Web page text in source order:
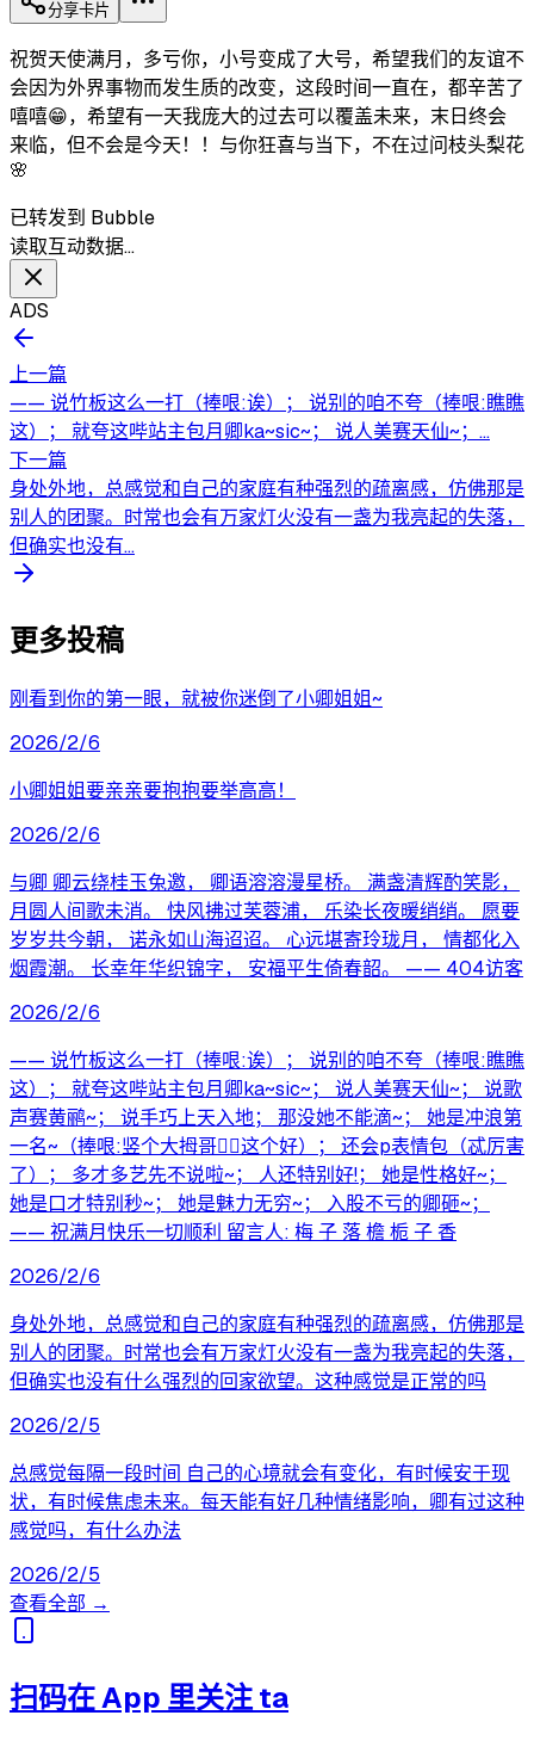
分享卡片
祝贺天使满月，多亏你，小号变成了大号，希望我们的友谊不
会因为外界事物而发生质的改变，这段时间一直在，都辛苦了
嘻嘻😁，希望有一天我庞大的过去可以覆盖未来，末日终会
来临，但不会是今天！！与你狂喜与当下，不在过问枝头梨花
🌸
已转发到 Bubble
读取互动数据…
ADS
上一篇
—— 说竹板这么一打（捧哏:诶）； 说别的咱不夸（捧哏:瞧瞧
这）； 就夸这哔站主包月卿ka~sic~； 说人美赛天仙~；...
下一篇
身处外地，总感觉和自己的家庭有种强烈的疏离感，仿佛那是
别人的团聚。时常也会有万家灯火没有一盏为我亮起的失落，
但确实也没有...
更多投稿
刚看到你的第一眼，就被你迷倒了小卿姐姐~
2026/2/6
小卿姐姐要亲亲要抱抱要举高高！
2026/2/6
与卿 卿云绕桂玉兔邀， 卿语溶溶漫星桥。 满盏清辉酌笑影，
月圆人间歌未消。 快风拂过芙蓉浦， 乐染长夜暖绡绡。 愿要
岁岁共今朝， 诺永如山海迢迢。 心远堪寄玲珑月， 情都化入
烟霞潮。 长幸年华织锦字， 安福平生倚春韶。 —— 404访客
2026/2/6
—— 说竹板这么一打（捧哏:诶）； 说别的咱不夸（捧哏:瞧瞧
这）； 就夸这哔站主包月卿ka~sic~； 说人美赛天仙~； 说歌
声赛黄鹂~； 说手巧上天入地； 那没她不能滴~； 她是冲浪第
一名~（捧哏:竖个大拇哥👍🏻这个好）； 还会p表情包（忒厉害
了）； 多才多艺先不说啦~； 人还特别好!； 她是性格好~；
她是口才特别秒~； 她是魅力无穷~； 入股不亏的卿砸~；
—— 祝满月快乐一切顺利 留言人: 梅 子 落 檐 栀 子 香
2026/2/6
身处外地，总感觉和自己的家庭有种强烈的疏离感，仿佛那是
别人的团聚。时常也会有万家灯火没有一盏为我亮起的失落，
但确实也没有什么强烈的回家欲望。这种感觉是正常的吗
2026/2/5
总感觉每隔一段时间 自己的心境就会有变化，有时候安于现
状，有时候焦虑未来。每天能有好几种情绪影响，卿有过这种
感觉吗，有什么办法
2026/2/5
查看全部 →
扫码在 App 里关注 ta